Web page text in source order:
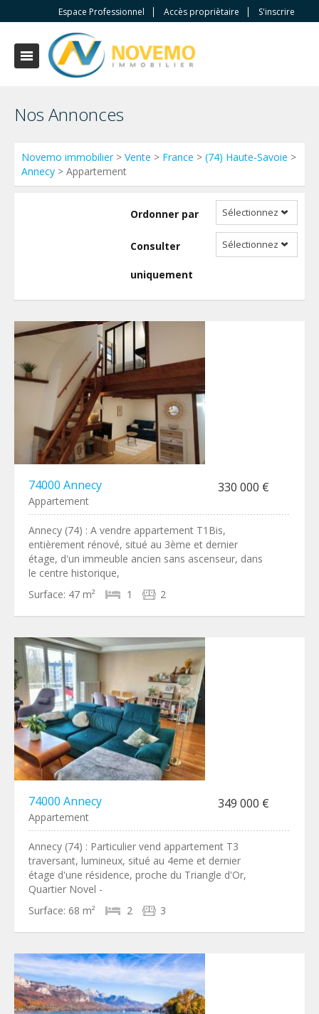
Espace Professionnel Accès propriètaire S'inscrire
Nos Annonces
Novemo immobilier> Vente > France > (74) Haute-Savoie >
Annecy > Appartement
Ordonner par Sélectionnez
Consulter
uniquement
Sélectionnez
74000 Annecy 330 000 €
Appartement
Annecy (74) : A vendre appartement T1Bis,
entièrement rénové, situé au 3ème et dernier
étage, d'un immeuble ancien sans ascenseur, dans
le centre historique,
Surface: 47 m² 1 2
74000 Annecy 349 000 €
Appartement
Annecy (74) : Particulier vend appartement T3
traversant, lumineux, situé au 4eme et dernier
étage d'une résidence, proche du Triangle d'Or,
Quartier Novel -
Surface: 68 m² 2 3